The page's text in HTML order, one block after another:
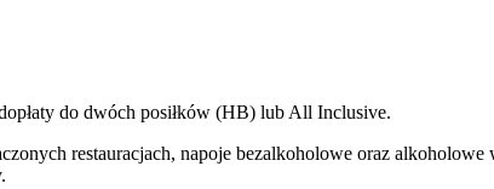
do dwóch posiłków (HB) lub All Inclusive.
restauracjach, napoje bezalkoholowe oraz